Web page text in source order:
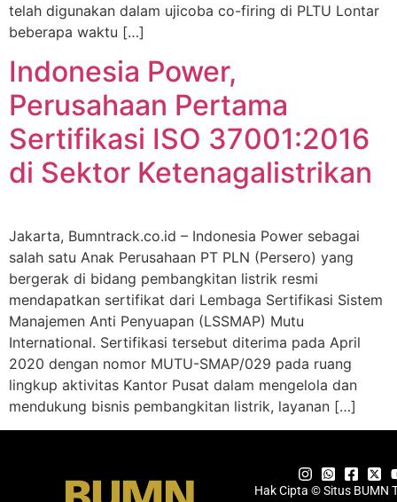
telah digunakan dalam ujicoba co-firing di PLTU Lontar
beberapa waktu […]
Indonesia Power,
Perusahaan Pertama
Sertifikasi ISO 37001:2016
di Sektor Ketenagalistrikan
Jakarta, Bumntrack.co.id – Indonesia Power sebagai
salah satu Anak Perusahaan PT PLN (Persero) yang
bergerak di bidang pembangkitan listrik resmi
mendapatkan sertifikat dari Lembaga Sertifikasi Sistem
Manajemen Anti Penyuapan (LSSMAP) Mutu
International. Sertifikasi tersebut diterima pada April
2020 dengan nomor MUTU-SMAP/029 pada ruang
lingkup aktivitas Kantor Pusat dalam mengelola dan
mendukung bisnis pembangkitan listrik, layanan […]
Hak Cipta © Situs BUMN